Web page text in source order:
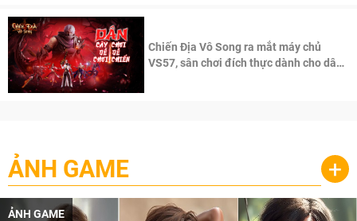
Chiến Địa Vô Song ra mắt máy chủ
VS57, sân chơi đích thực dành cho dân
ẢNH GAME +
ẢNH GAME